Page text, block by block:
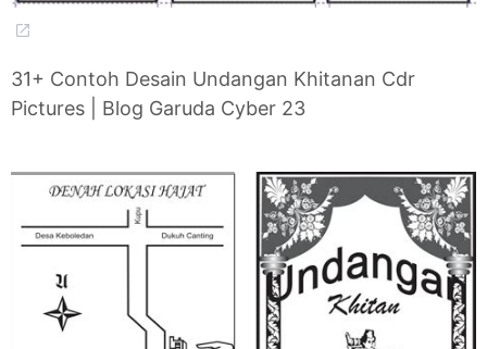
31+ Contoh Desain Undangan Khitanan Cdr
Pictures | Blog Garuda Cyber 23